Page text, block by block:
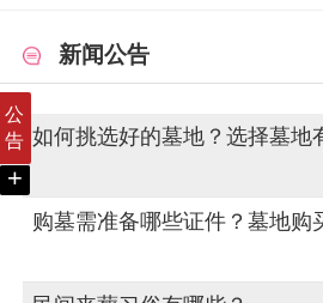
公
告
+
新闻公告